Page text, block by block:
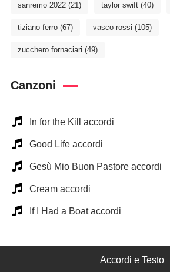
sanremo 2022(21) taylor swift(40)
tiziano ferro(67) vasco rossi (105)
zucchero fornaciari (49)
Canzoni
In for the Kill accordi
Good Life accordi
Gesù Mio Buon Pastore accordi
Cream accordi
If I Had a Boat accordi
Accordi e Testo